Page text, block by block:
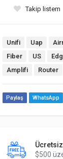
Takip listem
Unifi Uap
Fiber
US
Amplifi
Router
Paylaş WhatsApp
$500